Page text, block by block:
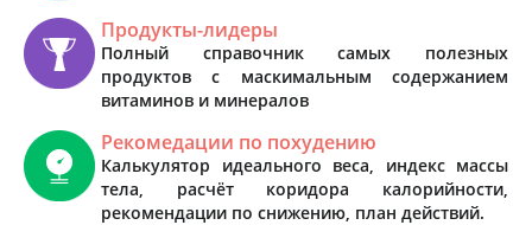
Продукты-лидеры
Полный справочник самых полезных
продуктов с маскимальным содержанием
витаминов и минералов
Рекомедации по похудению
Калькулятор идеального веса, индекс массы
тела, расчёт коридора калорийности,
рекомендации по снижению, план действий.